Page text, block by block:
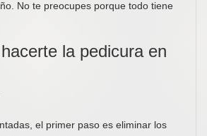
No te preocupes porque todo tiene
la pedicura en
el primer paso es eliminar los